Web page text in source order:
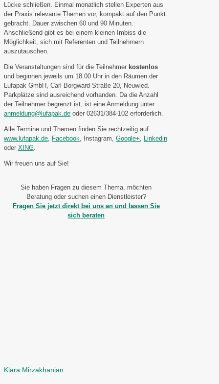
Lücke schließen. Einmal monatlich stellen Experten aus
der Praxis relevante Themen vor, kompakt auf den Punkt
gebracht. Dauer zwischen 60 und 90 Minuten.
Anschließend gibt es bei einem kleinen Imbiss die
Möglichkeit, sich mit Referenten und Teilnehmern
auszutauschen.
Die Veranstaltungen sind für die Teilnehmer kostenlos
und beginnen jeweils um 18.00 Uhr in den Räumen der
Lufapak GmbH, Carl-Borgward-Straße 20, Neuwied.
Parkplätze sind ausreichend vorhanden. Da die Anzahl
der Teilnehmer begrenzt ist, ist eine Anmeldung unter
anmeldung@lufapak.de oder 02631/384-102 erforderlich.
Alle Termine und Themen finden Sie rechtzeitig auf
www.lufapak.de
Facebook , Instagram, Google+
Linkedin
oder XING
Wir freuen uns auf Sie!
Sie haben Fragen zu diesem Thema, möchten
Beratung oder suchen einen Dienstleister?
Fragen Sie jetzt direkt bei uns an und lassen Sie
sich beraten
Klara Mirzakhanian